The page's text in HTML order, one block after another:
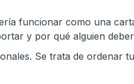
funcionar como una
y por qué alguien
Se trata de ordenar